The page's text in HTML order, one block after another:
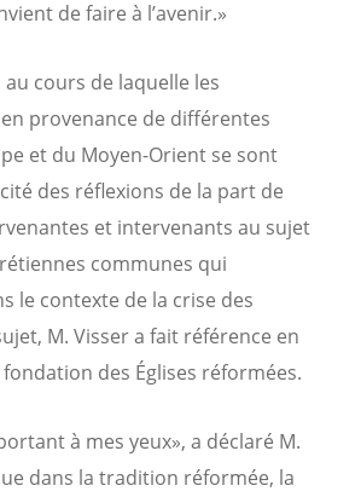
de faire à l’avenir.»
au cours de laquelle les
provenance de différentes
et du Moyen-Orient se sont
des réflexions de la part de
et intervenants au sujet
communes qui
le contexte de la crise des
M. Visser a fait référence en
des Églises réformées.
à mes yeux», a déclaré M.
dans la tradition réformée, la